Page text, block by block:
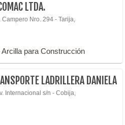
LTDA.
Campero Nro. 294 - Tarija,
para Construcción
LADRILLERA DANIELA
Internacional s/n - Cobija,